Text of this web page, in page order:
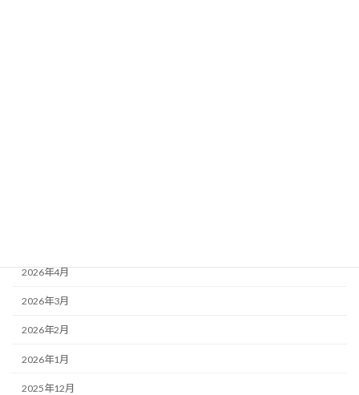
2026年4月
2026年3月
2026年2月
2026年1月
2025年12月